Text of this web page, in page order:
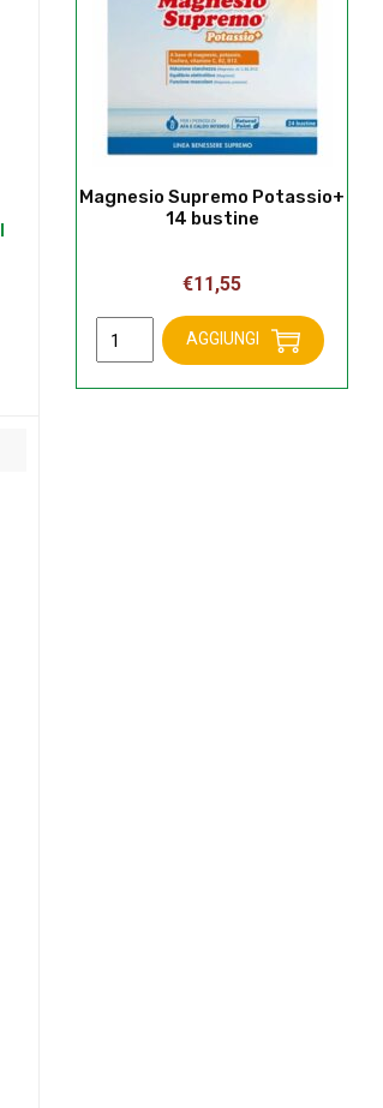
Magnesio Supremo Potassio+
14 bustine
€11,55
Magnesio
Supremo
AGGIUNGI